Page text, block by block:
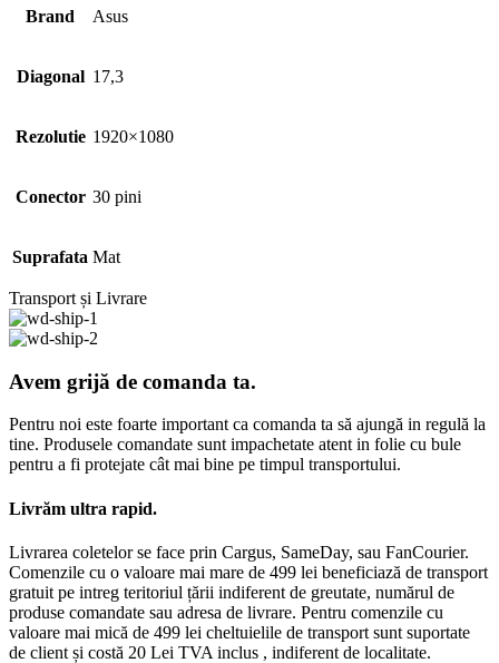
Brand Asus
Diagonal 17,3
Rezolutie 1920×1080
Conector 30 pini
Suprafata Mat
Transport și Livrare
Avem grijă de comanda ta.
Pentru noi este foarte important ca comanda ta să ajungă in regulă la
tine. Produsele comandate sunt impachetate atent in folie cu bule
pentru a fi protejate cât mai bine pe timpul transportului.
Livrăm ultra rapid.
Livrarea coletelor se face prin Cargus, SameDay, sau FanCourier.
Comenzile cu o valoare mai mare de 499 lei beneficiază de transport
gratuit pe intreg teritoriul țării indiferent de greutate, numărul de
produse comandate sau adresa de livrare. Pentru comenzile cu
valoare mai mică de 499 lei cheltuielile de transport sunt suportate
de client și costă 20 Lei TVA inclus , indiferent de localitate.